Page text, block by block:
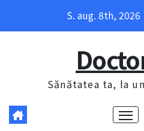
S. aug. 8th, 2026
Sănătatea ta, la